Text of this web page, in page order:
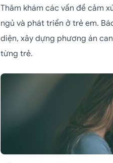
Thăm khám các vấn đề cảm
ngủ và phát triển ở trẻ em.
diện, xây dựng phương án
từng trẻ.